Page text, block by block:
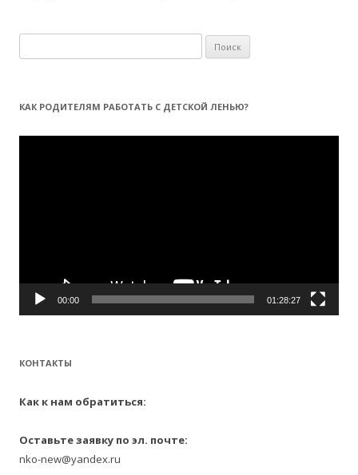
а
т
:
КАК РОДИТЕЛЯМ РАБОТАТЬ С ДЕТСКОЙ ЛЕНЬЮ?
Видеоплеер
00:00 01:28:27
КОНТАКТЫ
Как к нам обратиться:
Оставьте заявку по эл. почте:
nko-new@yandex.ru